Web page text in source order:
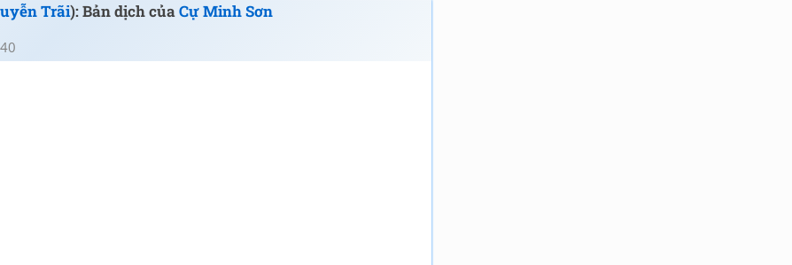
Trãi): Bản dịch củaCự Minh Sơn